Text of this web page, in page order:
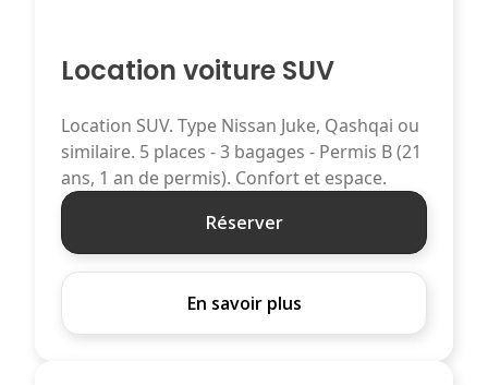
Location voiture SUV
Location SUV. Type Nissan Juke, Qashqai ou
similaire. 5 places - 3 bagages - Permis B (21
ans, 1 an de permis). Confort et espace.
Réserver
En savoir plus